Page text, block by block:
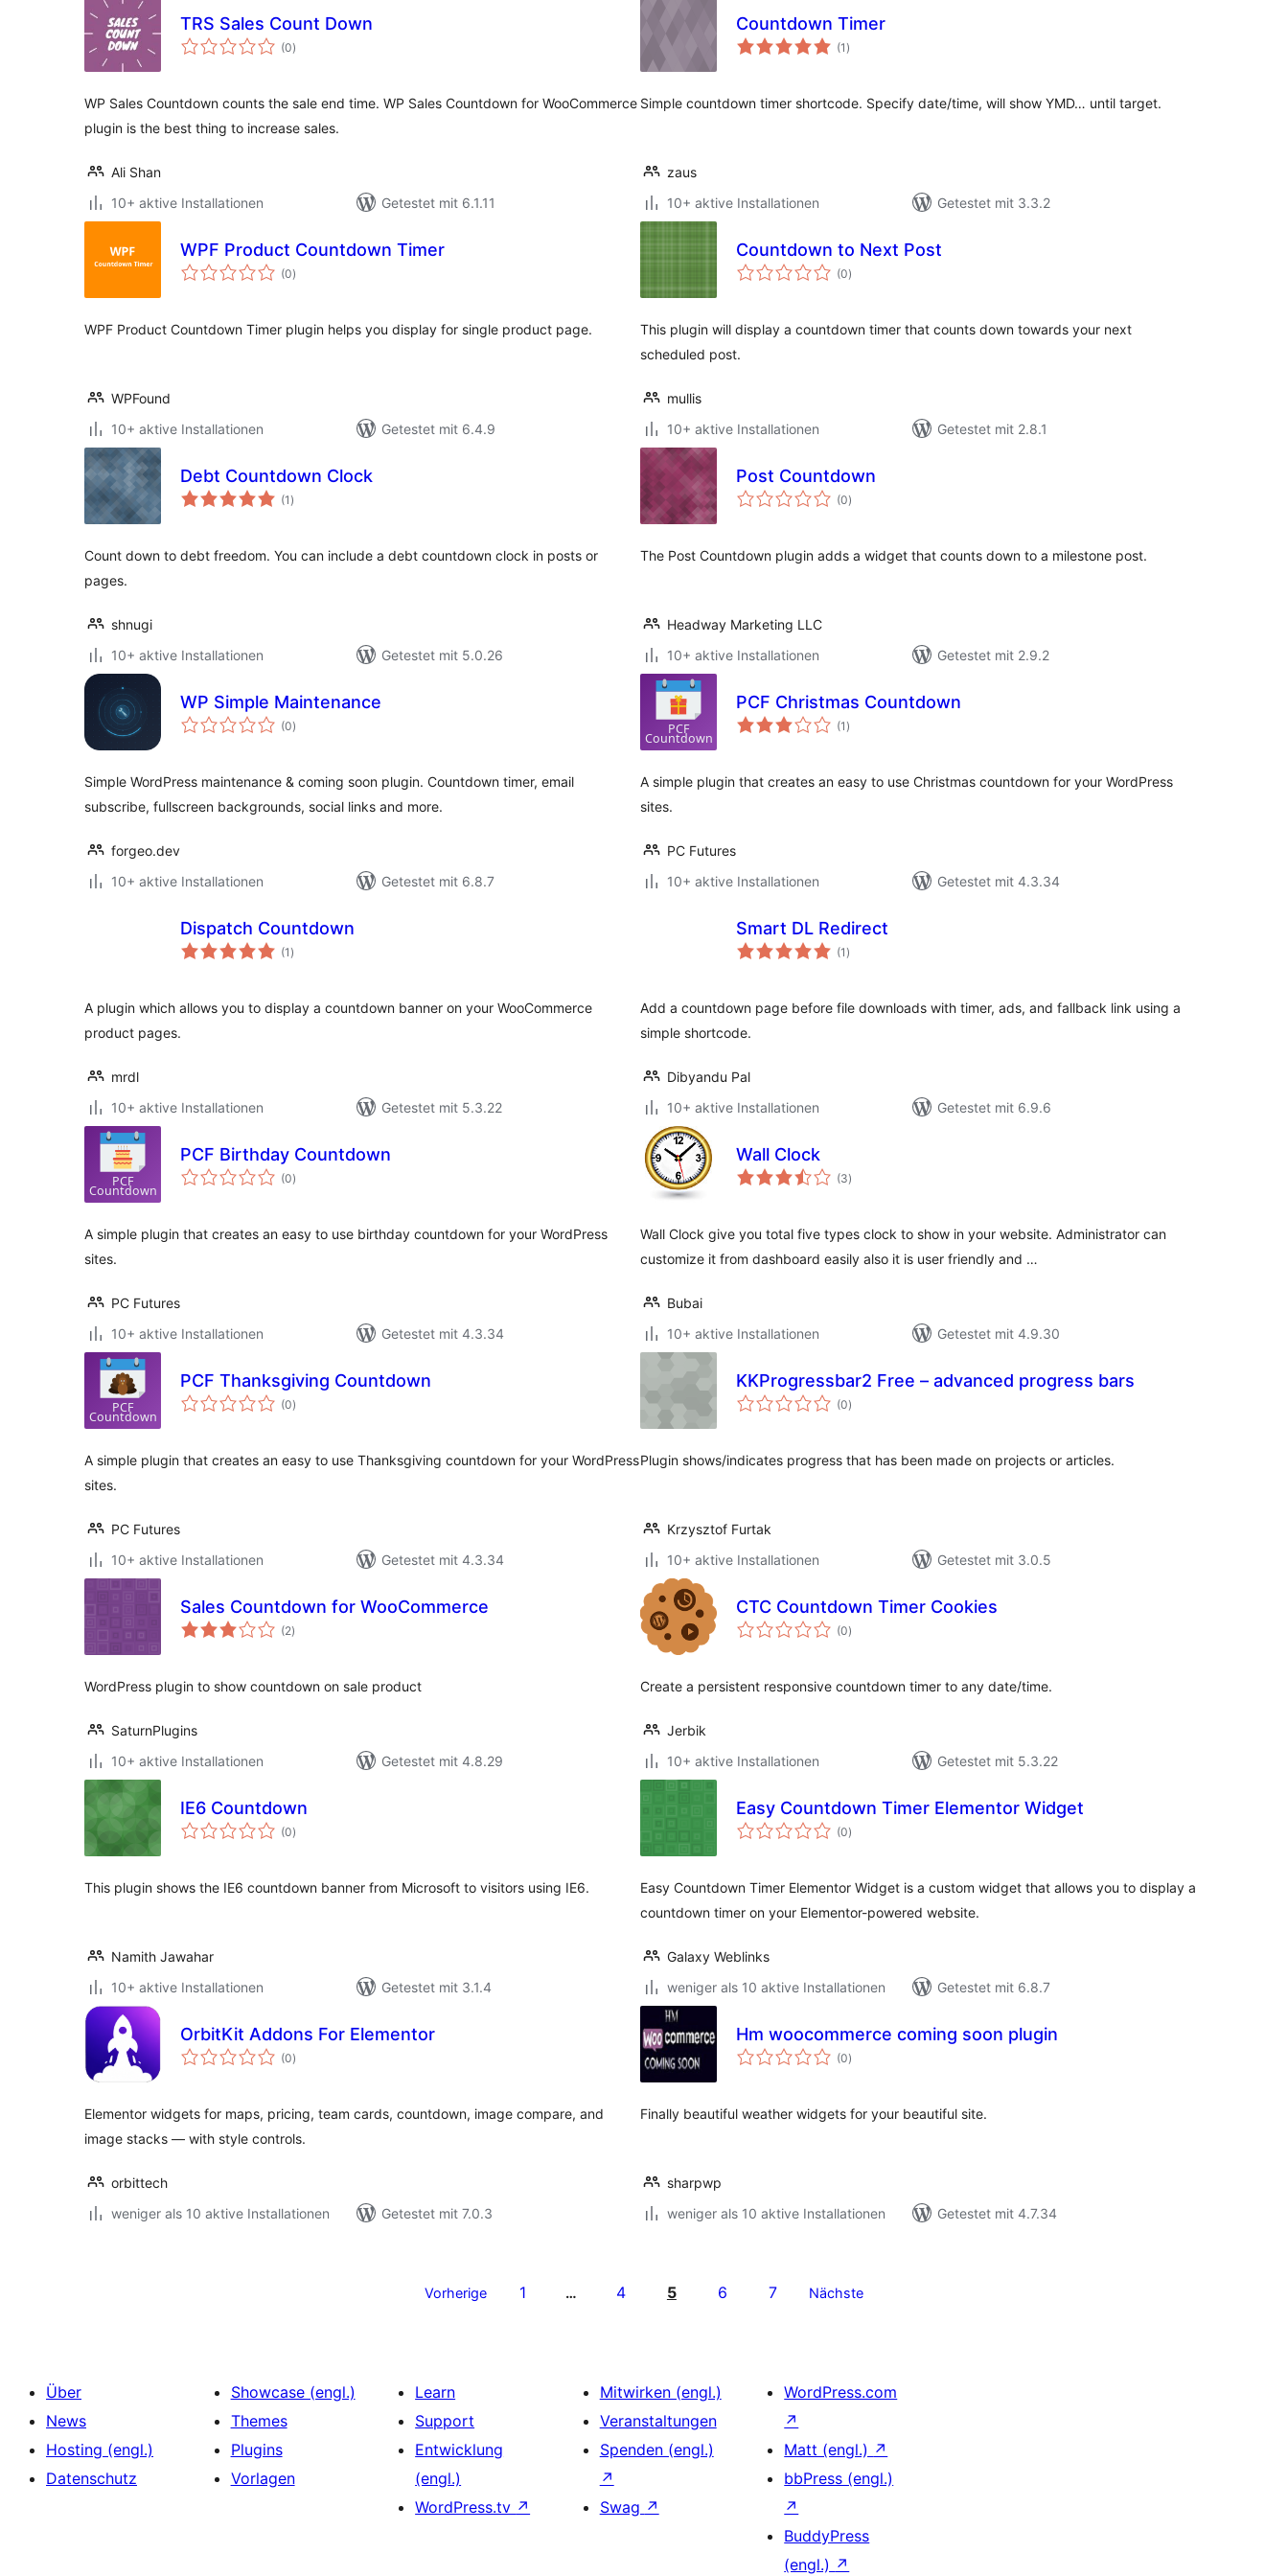
TRS Sales Count Down
(0Bewertungen
insgesamt
)
WP Sales Countdown counts the sale end time. WP Sales Countdown for WooCommerce
plugin is the best thing to increase sales.
Ali Shan
10+ aktive Installationen
Getestet mit 6.1.11
Countdown Timer
(1 Bewertungen
insgesamt
)
Simple countdown timer shortcode. Specify date/time, will show YMD… until target.
zaus
10+ aktive Installationen
Getestet mit 3.3.2
WPF Product Countdown Timer
(0Bewertungen
insgesamt
)
WPF Product Countdown Timer plugin helps you display for single product page.
WPFound
10+ aktive Installationen
Getestet mit 6.4.9
Countdown to Next Post
(0Bewertungen
insgesamt
)
This plugin will display a countdown timer that counts down towards your next
scheduled post.
mullis
10+ aktive Installationen
Getestet mit 2.8.1
Debt Countdown Clock
(1 Bewertungen
insgesamt
)
Count down to debt freedom. You can include a debt countdown clock in posts or
pages.
shnugi
10+ aktive Installationen
Getestet mit 5.0.26
Post Countdown
(0Bewertungen
insgesamt
)
The Post Countdown plugin adds a widget that counts down to a milestone post.
Headway Marketing LLC
10+ aktive Installationen
Getestet mit 2.9.2
WP Simple Maintenance
(0Bewertungen
insgesamt
)
Simple WordPress maintenance & coming soon plugin. Countdown timer, email
subscribe, fullscreen backgrounds, social links and more.
forgeo.dev
10+ aktive Installationen
Getestet mit 6.8.7
PCF Christmas Countdown
(1 Bewertungen
insgesamt
)
A simple plugin that creates an easy to use Christmas countdown for your WordPress
sites.
PC Futures
10+ aktive Installationen
Getestet mit 4.3.34
Dispatch Countdown
(1 Bewertungen
insgesamt
)
A plugin which allows you to display a countdown banner on your WooCommerce
product pages.
mrdl
10+ aktive Installationen
Getestet mit 5.3.22
Smart DL Redirect
(1 Bewertungen
insgesamt
)
Add a countdown page before file downloads with timer, ads, and fallback link using a
simple shortcode.
Dibyandu Pal
10+ aktive Installationen
Getestet mit 6.9.6
PCF Birthday Countdown
(0Bewertungen
insgesamt
)
A simple plugin that creates an easy to use birthday countdown for your WordPress
sites.
PC Futures
10+ aktive Installationen
Getestet mit 4.3.34
Wall Clock
(3Bewertungen
insgesamt
)
Wall Clock give you total five types clock to show in your website. Administrator can
customize it from dashboard easily also it is user friendly and …
Bubai
10+ aktive Installationen
Getestet mit 4.9.30
PCF Thanksgiving Countdown
(0Bewertungen
insgesamt
)
A simple plugin that creates an easy to use Thanksgiving countdown for your WordPress
sites.
PC Futures
10+ aktive Installationen
Getestet mit 4.3.34
KKProgressbar2 Free – advanced progress bars
(0Bewertungen
insgesamt
)
Plugin shows/indicates progress that has been made on projects or articles.
Krzysztof Furtak
10+ aktive Installationen
Getestet mit 3.0.5
Sales Countdown for WooCommerce
(2Bewertungen
insgesamt
)
WordPress plugin to show countdown on sale product
SaturnPlugins
10+ aktive Installationen
Getestet mit 4.8.29
CTC Countdown Timer Cookies
(0Bewertungen
insgesamt
)
Create a persistent responsive countdown timer to any date/time.
Jerbik
10+ aktive Installationen
Getestet mit 5.3.22
IE6 Countdown
(0Bewertungen
insgesamt
)
This plugin shows the IE6 countdown banner from Microsoft to visitors using IE6.
Namith Jawahar
10+ aktive Installationen
Getestet mit 3.1.4
Easy Countdown Timer Elementor Widget
(0Bewertungen
insgesamt
)
Easy Countdown Timer Elementor Widget is a custom widget that allows you to display a
countdown timer on your Elementor-powered website.
Galaxy Weblinks
weniger als 10 aktive Installationen
Getestet mit 6.8.7
OrbitKit Addons For Elementor
(0Bewertungen
insgesamt
)
Elementor widgets for maps, pricing, team cards, countdown, image compare, and
image stacks — with style controls.
orbittech
weniger als 10 aktive Installationen
Getestet mit 7.0.3
Hm woocommerce coming soon plugin
(0Bewertungen
insgesamt
)
Finally beautiful weather widgets for your beautiful site.
sharpwp
weniger als 10 aktive Installationen
Getestet mit 4.7.34
Vorherige 1 … 4 5 6 7 Nächste
Über
News
Hosting (engl.)
Datenschutz
Showcase (engl.)
Themes
Plugins
Vorlagen
Learn
Support
Entwicklung
(engl.)
WordPress.tv ↗
Mitwirken (engl.)
Veranstaltungen
Spenden (engl.)
↗
Swag ↗
WordPress.com
↗
Matt (engl.) ↗
bbPress (engl.)
↗
BuddyPress
(engl.) ↗